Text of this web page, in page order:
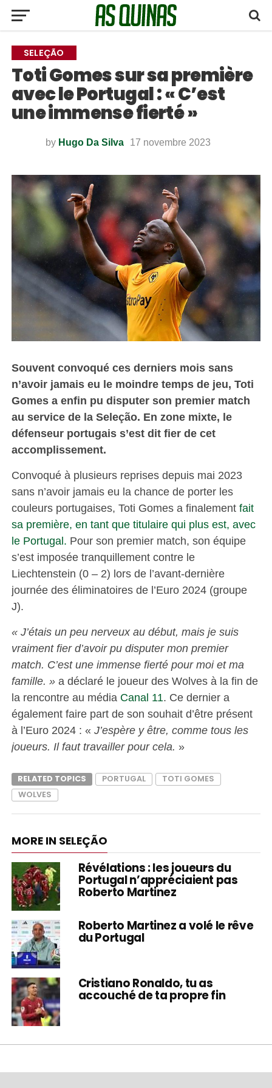
SELEÇÃO
Toti Gomes sur sa première
avec le Portugal : « C’est
une immense fierté »
by Hugo Da Silva 17 novembre 2023
Souvent convoqué ces derniers mois sans
n’avoir jamais eu le moindre temps de jeu, Toti
Gomes a enfin pu disputer son premier match
au service de la Seleção. En zone mixte, le
défenseur portugais s’est dit fier de cet
accomplissement.
Convoqué à plusieurs reprises depuis mai 2023
sans n’avoir jamais eu la chance de porter les
couleurs portugaises, Toti Gomes a finalementfait
sa première, en tant que titulaire qui plus est, avec
le Portugal. Pour son premier match, son équipe
s’est imposée tranquillement contre le
Liechtenstein (0 – 2) lors de l’avant-dernière
journée des éliminatoires de l’Euro 2024 (groupe
J).
« J’étais un peu nerveux au début, mais je suis
vraiment fier d’avoir pu disputer mon premier
match. C’est une immense fierté pour moi et ma
famille. »a déclaré le joueur des Wolves à la fin de
la rencontre au média Canal 11. Ce dernier a
également faire part de son souhait d’être présent
à l’Euro 2024 : « J’espère y être, comme tous les
joueurs. Il faut travailler pour cela. »
RELATED TOPICS PORTUGAL
TOTI GOMES
WOLVES
MORE IN SELEÇÃO
Révélations : les joueurs du
Portugal n’appréciaient pas
Roberto Martinez
Roberto Martinez a volé le rêve
du Portugal
Cristiano Ronaldo, tu as
accouché de ta propre fin